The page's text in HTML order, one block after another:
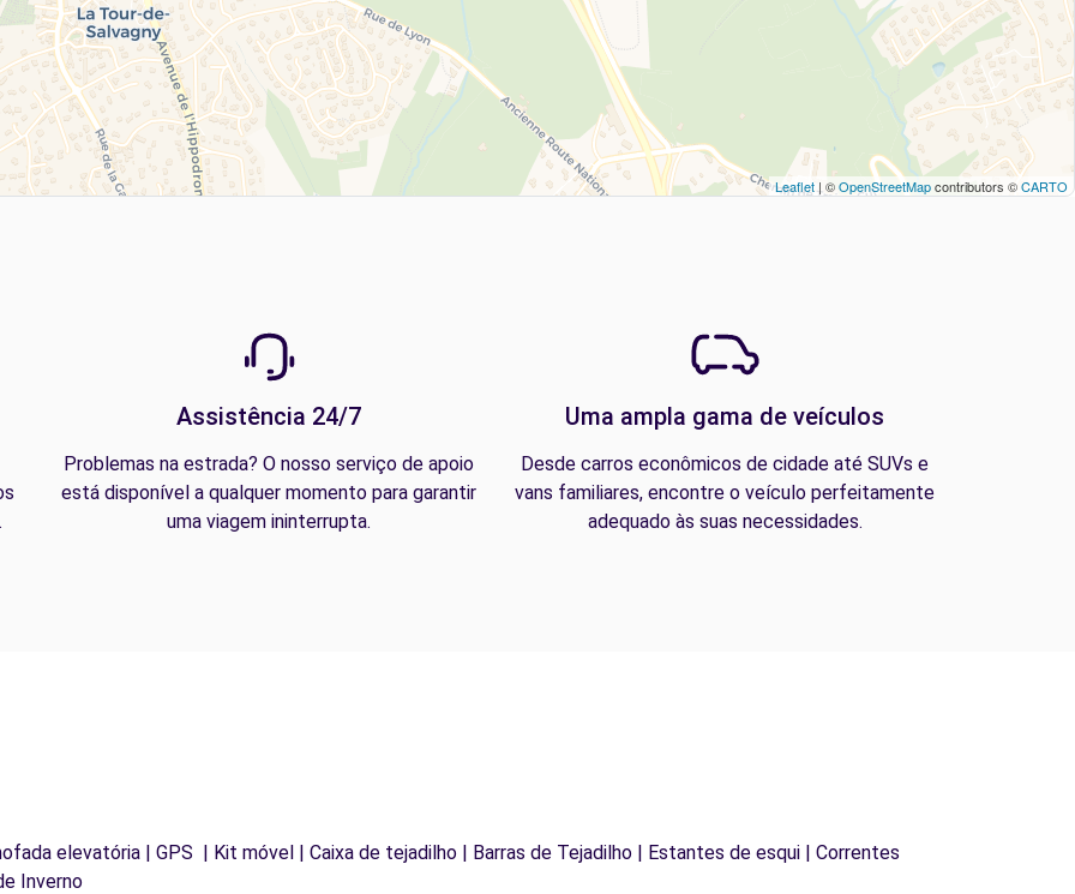
Leaflet | ©OpenStreetMapcontributors ©CARTO
Assistência 24/7
Problemas na estrada? O nosso serviço de apoio
está disponível a qualquer momento para garantir
uma viagem ininterrupta.
Uma ampla gama de veículos
Desde carros econômicos de cidade até SUVs e
vans familiares, encontre o veículo perfeitamente
adequado às suas necessidades.
elevatória | GPS | Kit móvel | Caixa de tejadilho | Barras de Tejadilho | Estantes de esqui | Correntes
Inverno